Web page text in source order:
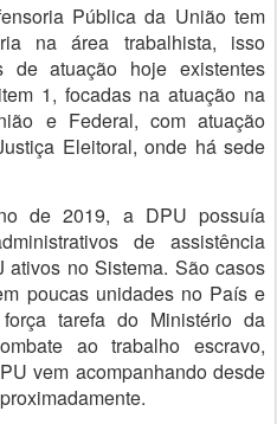
Pública da União tem
na área trabalhista, isso
de atuação hoje existentes
1, focadas na atuação na
e Federal, com atuação
Eleitoral, onde há sede
de 2019, a DPU possuía
de assistência
ativos no Sistema. São casos
poucas unidades no País e
tarefa do Ministério da
ao trabalho escravo,
vem acompanhando desde